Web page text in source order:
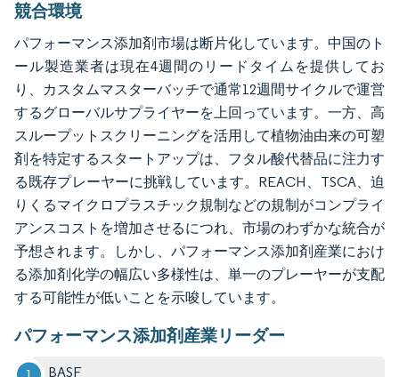
競合環境
パフォーマンス添加剤市場は断片化しています。中国のト
ール製造業者は現在4週間のリードタイムを提供してお
り、カスタムマスターバッチで通常12週間サイクルで運営
するグローバルサプライヤーを上回っています。一方、高
スループットスクリーニングを活用して植物油由来の可塑
剤を特定するスタートアップは、フタル酸代替品に注力す
る既存プレーヤーに挑戦しています。REACH、TSCA、迫
りくるマイクロプラスチック規制などの規制がコンプライ
アンスコストを増加させるにつれ、市場のわずかな統合が
予想されます。しかし、パフォーマンス添加剤産業におけ
る添加剤化学の幅広い多様性は、単一のプレーヤーが支配
する可能性が低いことを示唆しています。
パフォーマンス添加剤産業リーダー
BASF